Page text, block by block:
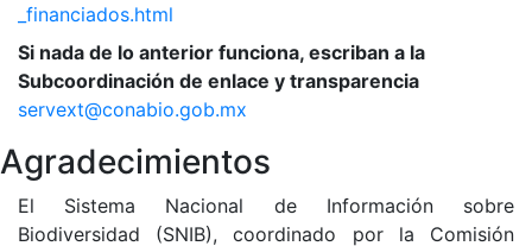
_financiados.html
Si nada de lo anterior funciona, escriban a la
Subcoordinación de enlace y transparencia
servext@conabio.gob.mx
Agradecimientos
El Sistema Nacional de Información sobre
Biodiversidad (SNIB), coordinado por la Comisión